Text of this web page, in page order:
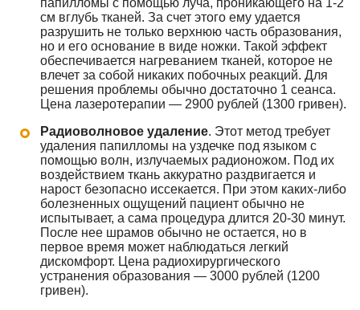
папилломы с помощью луча, проникающего на 1-2
см вглубь тканей. За счет этого ему удается
разрушить не только верхнюю часть образования,
но и его основание в виде ножки. Такой эффект
обеспечивается нагреванием тканей, которое не
влечет за собой никаких побочных реакций. Для
решения проблемы обычно достаточно 1 сеанса.
Цена лазеротерапии — 2900 рублей (1300 гривен).
Радиоволновое удаление. Этот метод требует
удаления папилломы на уздечке под языком с
помощью волн, излучаемых радионожом. Под их
воздействием ткань аккуратно раздвигается и
нарост безопасно иссекается. При этом каких-либо
болезненных ощущений пациент обычно не
испытывает, а сама процедура длится 20-30 минут.
После нее шрамов обычно не остается, но в
первое время может наблюдаться легкий
дискомфорт. Цена радиохирургического
устранения образования — 3000 рублей (1200
гривен).